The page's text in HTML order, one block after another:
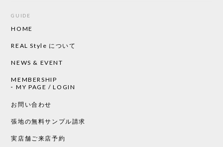
GUIDE
HOME
REAL Style について
NEWS & EVENT
MEMBERSHIP
MY PAGE / LOGIN
お問い合わせ
張地の無料サンプル請求
実店舗ご来店予約